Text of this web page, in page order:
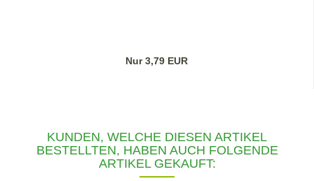
Nur 3,79 EUR
KUNDEN, WELCHE DIESEN ARTIKEL
BESTELLTEN, HABEN AUCH FOLGENDE
ARTIKEL GEKAUFT: